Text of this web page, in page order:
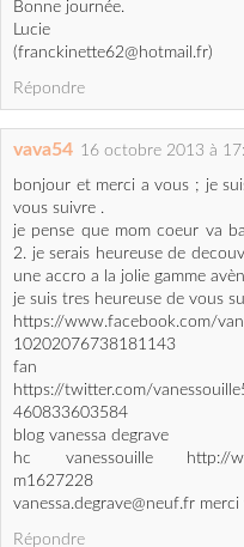
Répondre
bonjour et merci a vous ; je
vous suivre .
je pense que mom coeur va
2. je serais heureuse de
une accro a la jolie gamme
je suis tres heureuse de vous
https://www.facebook.com/
10202076738181143
fan
https://twitter.com/
460833603584
blog vanessa degrave
hc vanessouille http://
m1627228
vanessa.degrave@neuf.fr merci
Répondre